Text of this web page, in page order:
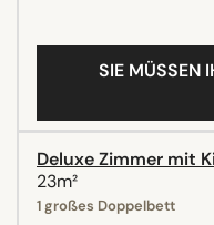
SIE MÜSSEN
Deluxe Zimmer mit
23m²
1 großes Doppelbett